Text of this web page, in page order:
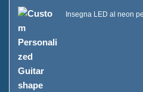
Insegna LED al neon